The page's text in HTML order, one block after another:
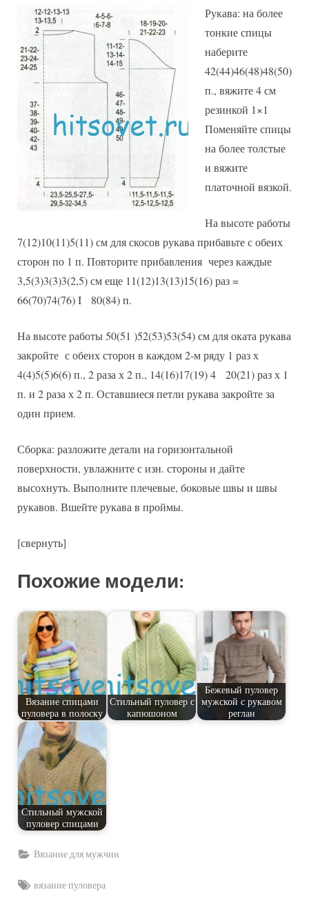
Рукава: на более
тонкие спицы
наберите
42(44)46(48)48(50)
п., вяжите 4 см
резинкой 1×1
Поменяйте спицы
на более толстые
и вяжите
платочной вязкой.
На высоте работы
7(12)10(11)5(11) см для скосов рукава прибавьте с обеих
сторон по 1 п. Повторите прибавления через каждые
3,5(3)3(3)3(2,5) см еще 11(12)13(13)15(16) раз =
66(70)74(76) I 80(84) п.
На высоте работы 50(51 )52(53)53(54) см для оката рукава
закройте с обеих сторон в каждом 2-м ряду 1 раз х
4(4)5(5)6(6) п., 2 раза х 2 п., 14(16)17(19) 4 20(21) раз х 1
п. и 2 раза х 2 п. Оставшиеся петли рукава закройте за
один прием.
Сборка: разложите детали на горизонтальной
поверхности, увлажните с изн. стороны и дайте
высохнуть. Выполните плечевые, боковые швы и швы
рукавов. Вшейте рукава в проймы.
[свернуть]
Похожие модели:
Вязание спицами
пуловера в полоску
Стильный пуловер с
капюшоном
Бежевый пуловер
мужской с рукавом
реглан
Стильный мужской
пуловер спицами
Вязание для мужчин
Tags:
вязание пуловера